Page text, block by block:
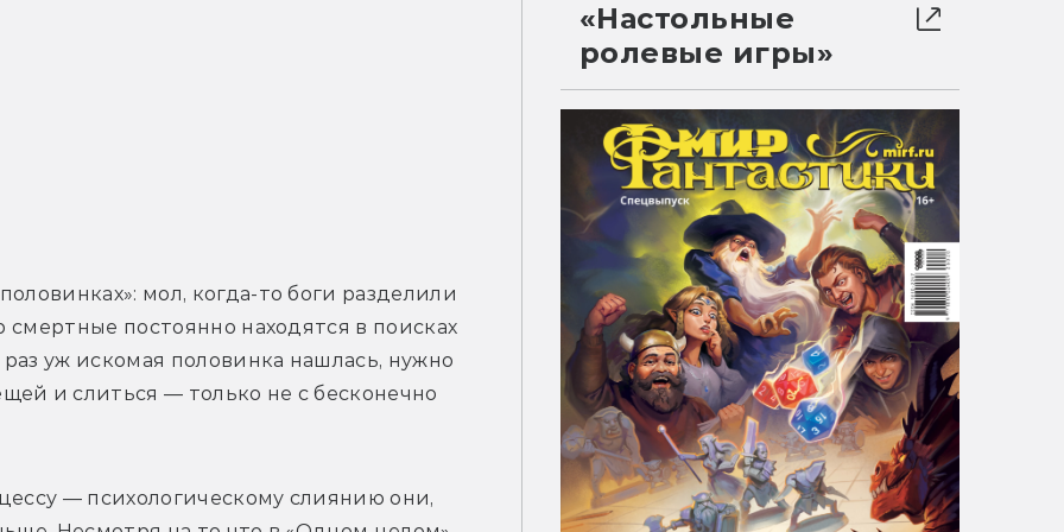
мол, когда-то боги разделили
смертные постоянно находятся в поисках
уж искомая половинка нашлась, нужно
и слиться — только не с бесконечно
— психологическому слиянию они,
«Настольные
ролевые игры»